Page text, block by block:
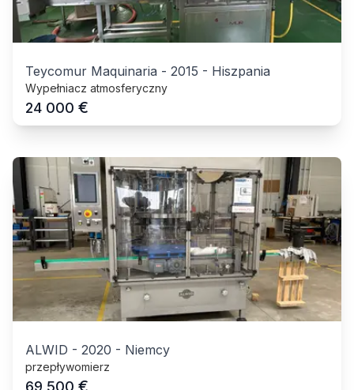
Teycomur Maquinaria - 2015 - Hiszpania
Wypełniacz atmosferyczny
24 000 €
ALWID - 2020 - Niemcy
przepływomierz
69 500 €